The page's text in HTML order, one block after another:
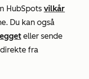
HubSpots vilkår
Du kan også
eller sende
fra